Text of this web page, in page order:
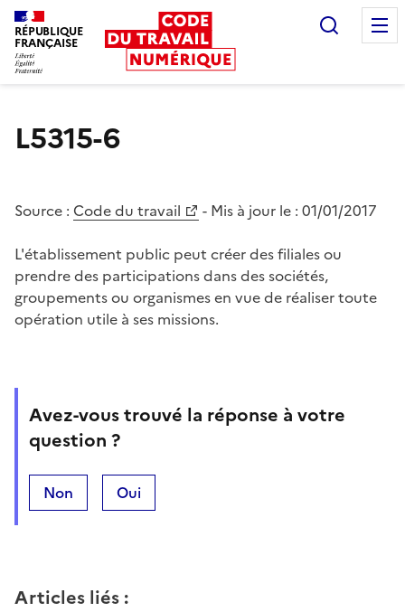
RÉPUBLIQUE
FRANÇAISE
L5315-6
Source : Code du travail - Mis à jour le : 01/01/2017
L'établissement public peut créer des filiales ou
prendre des participations dans des sociétés,
groupements ou organismes en vue de réaliser toute
opération utile à ses missions.
Avez-vous trouvé la réponse à votre
question ?
Non Oui
Articles liés :